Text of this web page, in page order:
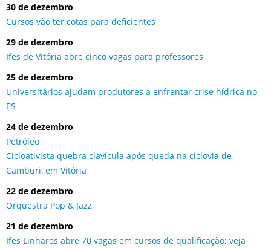
30 de dezembro
Cursos vão ter cotas para deficientes
29 de dezembro
Ifes de Vitória abre cinco vagas para professores
25 de dezembro
Universitários ajudam produtores a enfrentar crise hídrica no
ES
24 de dezembro
Petróleo
Cicloativista quebra clavícula após queda na ciclovia de
Camburi, em Vitória
22 de dezembro
Orquestra Pop & Jazz
21 de dezembro
Ifes Linhares abre 70 vagas em cursos de qualificação; veja